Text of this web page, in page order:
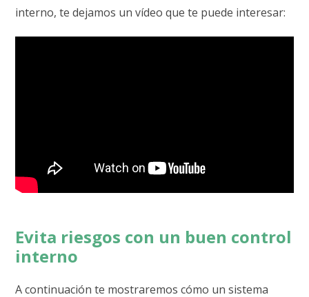
interno, te dejamos un vídeo que te puede interesar:
Evita riesgos con un buen control
interno
A continuación te mostraremos cómo un sistema